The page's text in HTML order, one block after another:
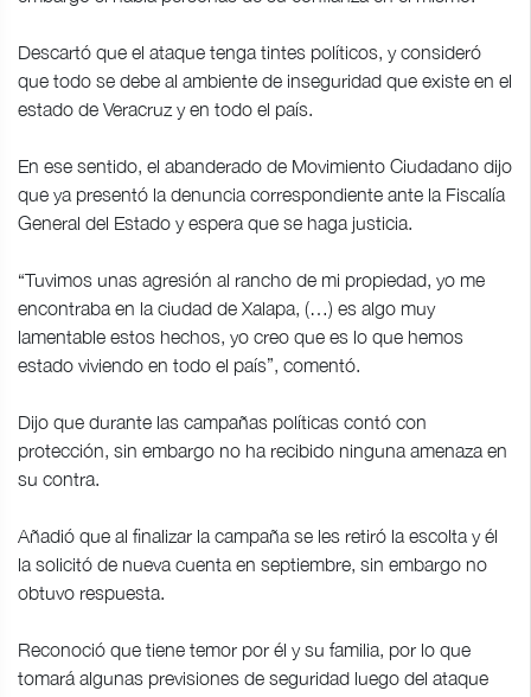
Descartó que el ataque tenga tintes políticos, y consideró
que todo se debe al ambiente de inseguridad que existe en el
estado de Veracruz y en todo el país.
En ese sentido, el abanderado de Movimiento Ciudadano dijo
que ya presentó la denuncia correspondiente ante la Fiscalía
General del Estado y espera que se haga justicia.
“Tuvimos unas agresión al rancho de mi propiedad, yo me
encontraba en la ciudad de Xalapa, (…) es algo muy
lamentable estos hechos, yo creo que es lo que hemos
estado viviendo en todo el país”, comentó.
Dijo que durante las campañas políticas contó con
protección, sin embargo no ha recibido ninguna amenaza en
su contra.
Añadió que al finalizar la campaña se les retiró la escolta y él
la solicitó de nueva cuenta en septiembre, sin embargo no
obtuvo respuesta.
Reconoció que tiene temor por él y su familia, por lo que
tomará algunas previsiones de seguridad luego del ataque